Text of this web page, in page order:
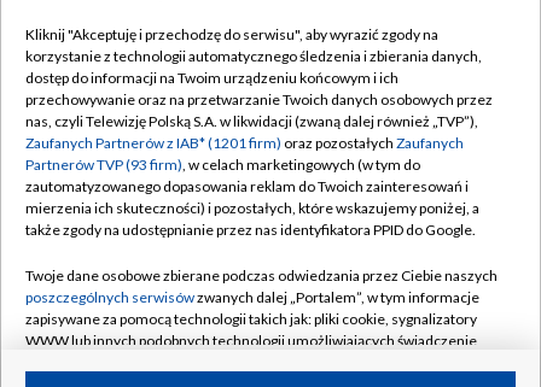
TVP
Abonament TVP
Emisja w TVP
Centrum informacji TVP
Naziemna Telewizja Cyfrowa
Rada Programowa
System NOS
Informacje o nadawcy
Regulamin TVP
Polityka prywatności
Moje zgody
Pomoc
Kontakt
Kanały
Kliknij "Akceptuję i przechodzę do serwisu", aby wyrazić zgody na
korzystanie z technologii automatycznego śledzenia i zbierania danych,
dostęp do informacji na Twoim urządzeniu końcowym i ich
przechowywanie oraz na przetwarzanie Twoich danych osobowych przez
nas, czyli Telewizję Polską S.A. w likwidacji (zwaną dalej również „TVP”),
Zaufanych Partnerów z IAB* (1201 firm) oraz pozostałych Zaufanych
Partnerów TVP (93 firm), w celach marketingowych (w tym do
zautomatyzowanego dopasowania reklam do Twoich zainteresowań i
mierzenia ich skuteczności) i pozostałych, które wskazujemy poniżej, a
także zgody na udostępnianie przez nas identyfikatora PPID do Google.
Twoje dane osobowe zbierane podczas odwiedzania przez Ciebie naszych
poszczególnych serwisówzwanych dalej „Portalem”, w tym informacje
zapisywane za pomocą technologii takich jak: pliki cookie, sygnalizatory
WWW lub innych podobnych technologii umożliwiających świadczenie